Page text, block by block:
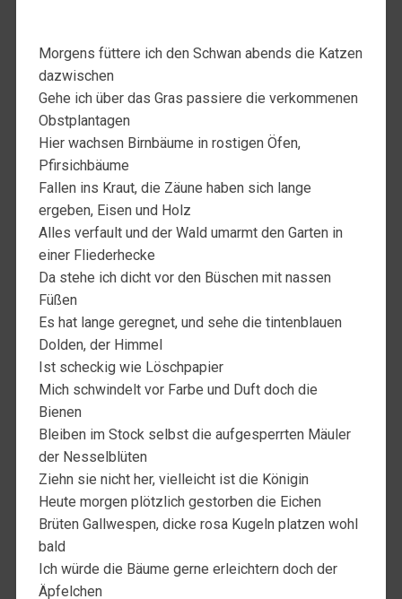
Morgens füttere ich den Schwan abends die Katzen
dazwischen
Gehe ich über das Gras passiere die verkommenen
Obstplantagen
Hier wachsen Birnbäume in rostigen Öfen,
Pfirsichbäume
Fallen ins Kraut, die Zäune haben sich lange
ergeben, Eisen und Holz
Alles verfault und der Wald umarmt den Garten in
einer Fliederhecke
Da stehe ich dicht vor den Büschen mit nassen
Füßen
Es hat lange geregnet, und sehe die tintenblauen
Dolden, der Himmel
Ist scheckig wie Löschpapier
Mich schwindelt vor Farbe und Duft doch die
Bienen
Bleiben im Stock selbst die aufgesperrten Mäuler
der Nesselblüten
Ziehn sie nicht her, vielleicht ist die Königin
Heute morgen plötzlich gestorben die Eichen
Brüten Gallwespen, dicke rosa Kugeln platzen wohl
bald
Ich würde die Bäume gerne erleichtern doch der
Äpfelchen